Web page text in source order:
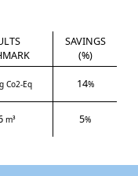
SAVINGS
(%)
Co2-Eq 14%
m³ 5%